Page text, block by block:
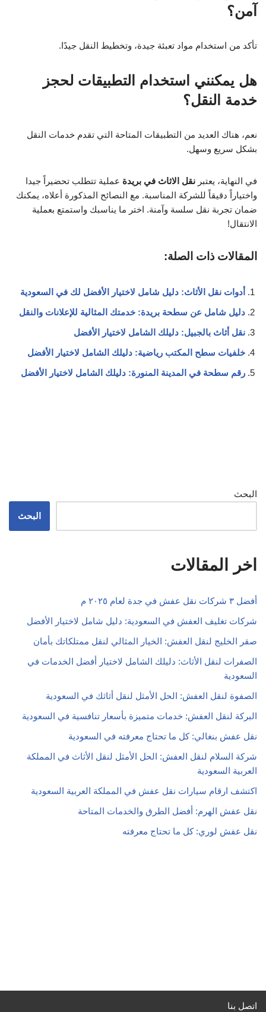
آمن؟
تأكد من استخدام مواد تعبئة جيدة، وتخطيط النقل جيدًا.
هل يمكنني استخدام التطبيقات لحجز
خدمة النقل؟
نعم، هناك العديد من التطبيقات المتاحة التي تقدم خدمات النقل
بشكل سريع وسهل.
في النهاية، يعتبر نقل الاثاث في بريدة عملية تتطلب تحضيراً جيدا
واختياراً دقيقاً للشركة المناسبة. مع النصائح المذكورة أعلاه، يمكنك
ضمان تجربة نقل سلسة وآمنة. اختر ما يناسبك واستمتع بعملية
الانتقال!
المقالات ذات الصلة:
أدوات نقل الأثاث: دليل شامل لاختيار الأفضل لك في السعودية
دليل شامل عن سطحة بريدة: خدمتك المثالية للإعلانات والنقل
نقل أثاث بالجبيل: دليلك الشامل لاختيار الأفضل
خلفيات سطح المكتب رياضية: دليلك الشامل لاختيار الأفضل
رقم سطحة في المدينة المنورة: دليلك الشامل لاختيار الأفضل
البحث
البحث
اخر المقالات
أفضل ٣ شركات نقل عفش في جدة لعام ٢٠٢٥ م
شركات تغليف العفش في السعودية: دليل شامل لاختيار الأفضل
صقر الخليج لنقل العفش: الخيار المثالي لنقل ممتلكاتك بأمان
الصفرات لنقل الأثاث: دليلك الشامل لاختيار أفضل الخدمات في
السعودية
الصفوة لنقل العفش: الحل الأمثل لنقل أثاثك في السعودية
البركة لنقل العفش: خدمات متميزة بأسعار تنافسية في السعودية
نقل عفش بنغالي: كل ما تحتاج معرفته في السعودية
شركة السلام لنقل العفش: الحل الأمثل لنقل الأثاث في المملكة
العربية السعودية
اكتشف ارقام سيارات نقل عفش في المملكة العربية السعودية
نقل عفش الهرم: أفضل الطرق والخدمات المتاحة
نقل عفش لوري: كل ما تحتاج معرفته
اتصل بنا